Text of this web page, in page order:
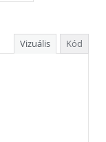
Vizuális Kód